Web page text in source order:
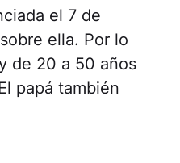
el 7 de
ella. Por lo
de 20 a 50 años
papá también